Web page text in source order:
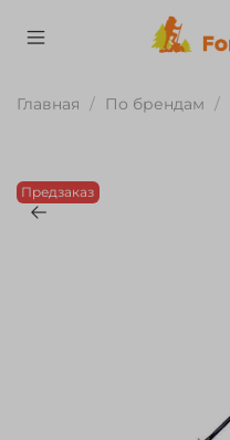
Главная По брендам
Предзаказ